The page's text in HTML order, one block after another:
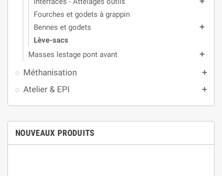
Fourches et godets à grappin
Bennes et godets
add
Lève-sacs
Masses lestage pont avant
add
Méthanisation add
Atelier & EPI add
NOUVEAUX PRODUITS